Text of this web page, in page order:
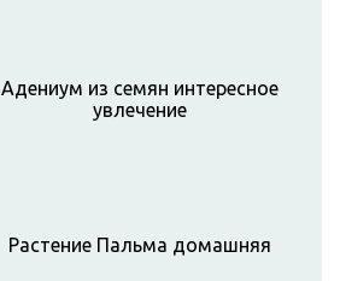
Адениум из семян интересное
увлечение
Растение Пальма домашняя